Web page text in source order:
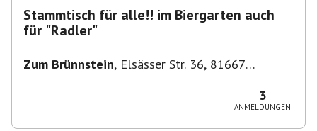
Stammtisch für alle!! im Biergarten auch
für "Radler"
Zum Brünnstein, Elsässer Str. 36, 81667
3
ANMELDUNGEN